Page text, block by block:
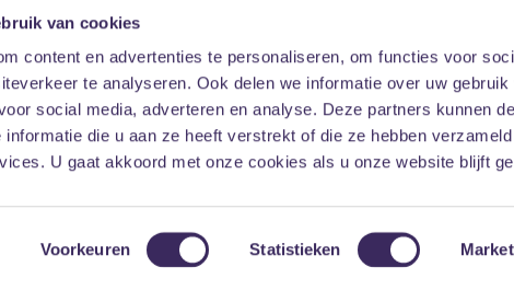
van cookies
content en advertenties te personaliseren, om functies voor
te analyseren. Ook delen we informatie over uw gebruik
social media, adverteren en analyse. Deze partners kunnen
informatie die u aan ze heeft verstrekt of die ze hebben
U gaat akkoord met onze cookies als u onze website blijft
Voorkeuren Statistieken
Follow
FacebookInstagramLinkedIn
Onze